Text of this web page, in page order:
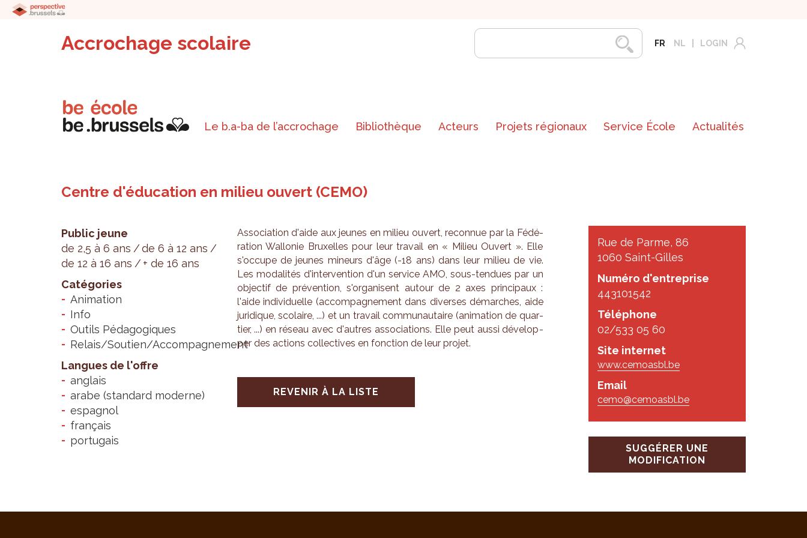
Accrochage scolaire FR NL LOGIN
Le b.a-ba de l’accrochage Bibliothèque Acteurs Projets régionaux Service École Actualités
Centre d'éducation en milieu ouvert (CEMO)
Public jeune
de 2,5 à 6 ans
de 6 à 12 ans
de 12 à 16 ans
+ de 16 ans
Catégories
Animation
Info
Outils Pédagogiques
Relais/Soutien/Accompagnement
Langues de l'offre
anglais
arabe (standard moderne)
espagnol
français
portugais
Rue de Parme, 86
1060 Saint-Gilles
Numéro d'entreprise
443101542
Téléphone
02/533 05 60
Site internet
www.cemoasbl.be
Email
cemo@cemoasbl.be
SUGGÉRER UNE
MODIFICATION
Asso­cia­tion d'aide aux jeunes en milieu ouvert, recon­nue par la Fédé­
ra­tion Wal­lo­nie Bruxelles pour leur tra­vail en « Milieu Ouvert ». Elle
s'oc­cupe de jeunes mineurs d'âge (-18 ans) dans leur milieu de vie.
Les moda­li­tés d'in­ter­ven­tion d'un ser­vice AMO, sous-ten­dues par un
objec­tif de pré­ven­tion, s'or­ga­nisent autour de 2 axes prin­ci­paux :
l'aide indi­vi­duelle (accom­pa­gne­ment dans diverses démarches, aide
juri­dique, sco­laire, ...) et un tra­vail com­mu­nau­taire (ani­ma­tion de quar­
tier, ...) en réseau avec d'autres asso­cia­tions. Elle peut aussi déve­lop­
per des actions col­lec­tives en fonc­tion de leur pro­jet.
REVENIR À LA LISTE